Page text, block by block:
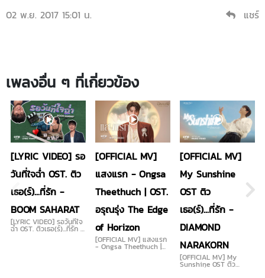
02 พ.ย. 2017 15:01 น. แชร์
เพลงอื่น ๆ ที่เกี่ยวข้อง
[LYRIC VIDEO] รอ
วันที่ใจฉ่ำ OST. ติว
เธอ(ร์)...ที่รัก -
BOOM SAHARAT
[LYRIC VIDEO] รอวันที่ใจ
ฉ่ำ OST. ติวเธอ(ร์)...ที่รัก -
[OFFICIAL MV]
แสงแรก - Ongsa
Theethuch | OST.
อรุณรุ่ง The Edge
of Horizon
[OFFICIAL MV] แสงแรก
- Ongsa Theethuch |
OST. อรุณรุ่ง The Edge
[OFFICIAL MV]
My Sunshine
OST ติว
เธอ(ร์)...ที่รัก -
DIAMOND
NARAKORN
[OFFICIAL MV] My
Sunshine OST ติว
เธอ(ร์)...ที่รัก - DIAMOND